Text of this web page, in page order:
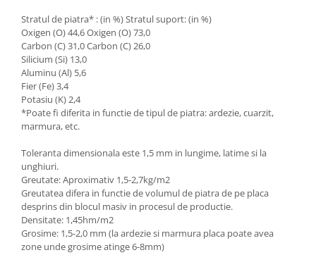
Stratul de piatra* : (in %) Stratul suport: (in %)
Oxigen (O) 44,6 Oxigen (O) 73,0
Carbon (C) 31,0 Carbon (C) 26,0
Silicium (Si) 13,0
Aluminu (Al) 5,6
Fier (Fe) 3,4
Potasiu (K) 2,4
*Poate fi diferita in functie de tipul de piatra: ardezie, cuarzit,
marmura, etc.
Toleranta dimensionala este 1,5 mm in lungime, latime si la
unghiuri.
Greutate: Aproximativ 1,5-2,7kg/m2
Greutatea difera in functie de volumul de piatra de pe placa
desprins din blocul masiv in procesul de productie.
Densitate: 1,45hm/m2
Grosime: 1,5-2,0 mm (la ardezie si marmura placa poate avea
zone unde grosime atinge 6-8mm)